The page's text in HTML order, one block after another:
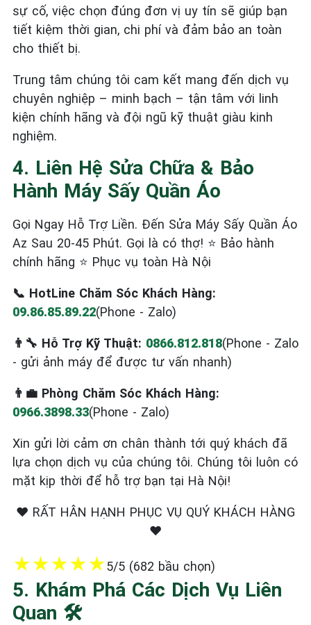
sự cố, việc chọn đúng đơn vị uy tín sẽ giúp bạn
tiết kiệm thời gian, chi phí và đảm bảo an toàn
cho thiết bị.
Trung tâm chúng tôi cam kết mang đến dịch vụ
chuyên nghiệp – minh bạch – tận tâm với linh
kiện chính hãng và đội ngũ kỹ thuật giàu kinh
nghiệm.
4. Liên Hệ Sửa Chữa & Bảo
Hành Máy Sấy Quần Áo
Gọi Ngay Hỗ Trợ Liền. Đến Sửa Máy Sấy Quần Áo
Az Sau 20-45 Phút. Gọi là có thợ! ⭐ Bảo hành
chính hãng ⭐ Phục vụ toàn Hà Nội
📞 HotLine Chăm Sóc Khách Hàng:
09.86.85.89.22(Phone - Zalo)
👨‍🔧 Hỗ Trợ Kỹ Thuật: 0866.812.818(Phone - Zalo
- gửi ảnh máy để được tư vấn nhanh)
👨‍💼 Phòng Chăm Sóc Khách Hàng:
0966.3898.33(Phone - Zalo)
Xin gửi lời cảm ơn chân thành tới quý khách đã
lựa chọn dịch vụ của chúng tôi. Chúng tôi luôn có
mặt kịp thời để hỗ trợ bạn tại Hà Nội!
❤️ RẤT HÂN HẠNH PHỤC VỤ QUÝ KHÁCH HÀNG
❤️
★★★★★5/5 (682 bầu chọn)
5. Khám Phá Các Dịch Vụ Liên
Quan 🛠️